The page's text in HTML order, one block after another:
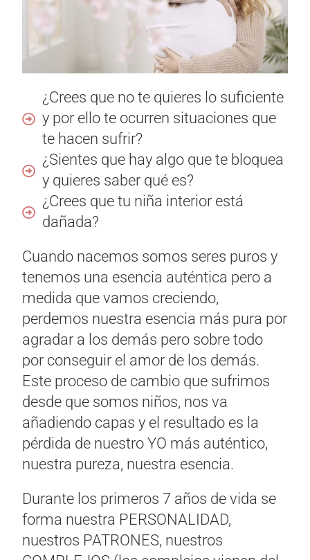
¿Crees que no te quieres lo suficiente
y por ello te ocurren situaciones que
te hacen sufrir?​
¿Sientes que hay algo que te bloquea
y quieres saber qué es?​
¿Crees que tu niña interior está
dañada?
Cuando nacemos somos seres puros y
tenemos una esencia auténtica pero a
medida que vamos creciendo,
perdemos nuestra esencia más pura por
agradar a los demás pero sobre todo
por conseguir el amor de los demás.
Este proceso de cambio que sufrimos
desde que somos niños, nos va
añadiendo capas y el resultado es la
pérdida de nuestro YO más auténtico,
nuestra pureza, nuestra esencia.
Durante los primeros 7 años de vida se
forma nuestra PERSONALIDAD,
nuestros PATRONES, nuestros